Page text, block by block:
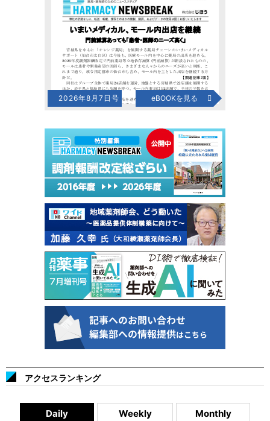
2026年8月7日号 eBOOKを見る
アクセスランキング
Daily Weekly Monthly